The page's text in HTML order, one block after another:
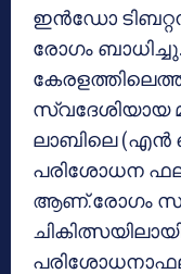
ഇന്‍ഡോ
രോഗം
ലാബിലെ
പരിശോധന
ആണ്.രോഗം